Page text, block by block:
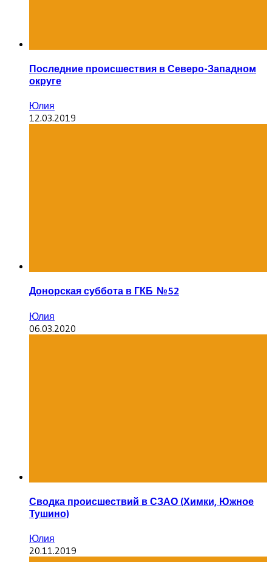
Последние происшествия в Северо-Западном
округе
Юлия
12.03.2019
Донорская суббота в ГКБ №52
Юлия
06.03.2020
Сводка происшествий в СЗАО (Химки, Южное
Тушино)
Юлия
20.11.2019